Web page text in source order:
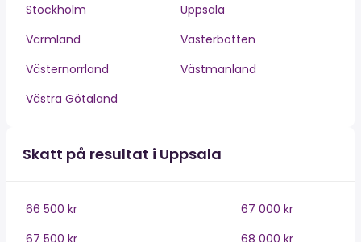
Stockholm
Uppsala
Värmland
Västerbotten
Västernorrland
Västmanland
Västra Götaland
Skatt på resultat i Uppsala
66 500 kr
67 000 kr
67 500 kr
68 000 kr